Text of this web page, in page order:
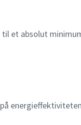
et absolut